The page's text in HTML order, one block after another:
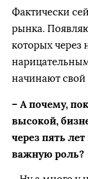
Фактически
рынка.
которых через
начинают свой
– А почему,
высокой,
через пять
важную роль?